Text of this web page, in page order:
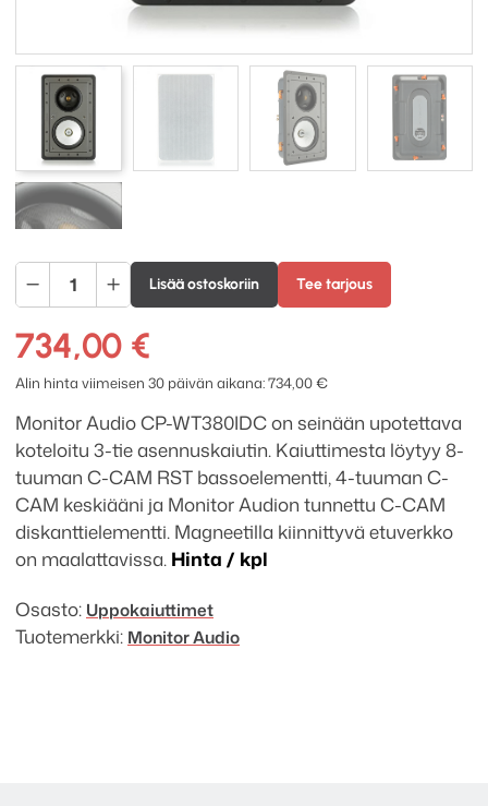
Monitor
Audio
CP-
WT380IDC
koteloitu
uppokaiutin
määrä
Lisää ostoskoriin Tee tarjous
734,00 €
Alin hinta viimeisen 30 päivän aikana:734,00€
Monitor Audio CP-WT380IDC on seinään upotettava
koteloitu 3-tie asennuskaiutin. Kaiuttimesta löytyy 8-
tuuman C-CAM RST bassoelementti, 4-tuuman C-
CAM keskiääni ja Monitor Audion tunnettu C-CAM
diskanttielementti. Magneetilla kiinnittyvä etuverkko
on maalattavissa. Hinta / kpl
Osasto: Uppokaiuttimet
Tuotemerkki: Monitor Audio